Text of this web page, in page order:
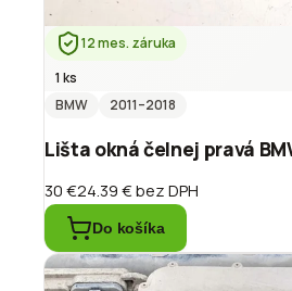
12 mes. záruka
1 ks
BMW
2011–2018
Lišta okná čelnej pravá
30 €24.39 €bez DPH
Do košíka